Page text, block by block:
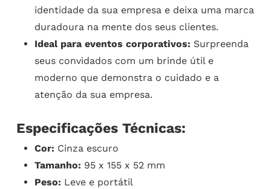
identidade da sua empresa e deixa uma marca
duradoura na mente dos seus clientes.
Ideal para eventos corporativos: Surpreenda
seus convidados com um brinde útil e
moderno que demonstra o cuidado e a
atenção da sua empresa.
Especificações Técnicas:
Cor: Cinza escuro
Tamanho: 95 x 155 x 52 mm
Peso: Leve e portátil